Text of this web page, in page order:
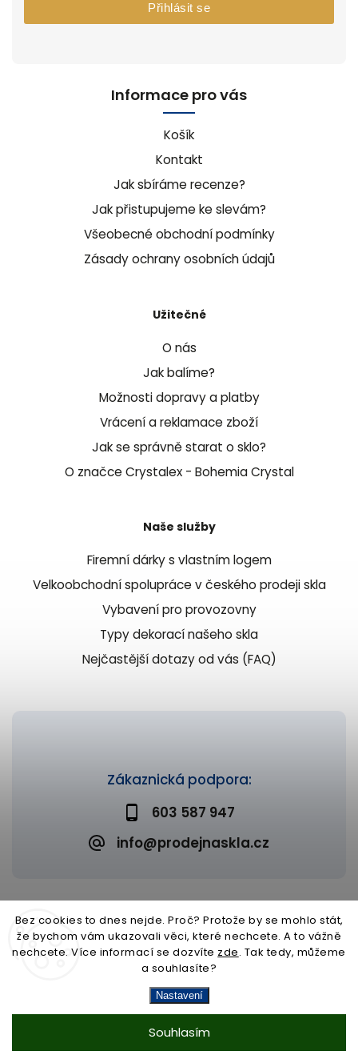
Bez cookies to dnes nejde. Proč? Protože by se mohlo stát,
že bychom vám ukazovali věci, které nechcete. A to vážně
nechcete. Více informací se dozvíte zde. Tak tedy, můžeme
a souhlasíte?
Nastavení
Souhlasím
Zákaznická podpora:
603 587 947
info@prodejnaskla.cz
Přihlásit se
Informace pro vás
Košík
Kontakt
Jak sbíráme recenze?
Jak přistupujeme ke slevám?
Všeobecné obchodní podmínky
Zásady ochrany osobních údajů
Užitečné
O nás
Jak balíme?
Možnosti dopravy a platby
Vrácení a reklamace zboží
Jak se správně starat o sklo?
O značce Crystalex - Bohemia Crystal
Naše služby
Firemní dárky s vlastním logem
Velkoobchodní spolupráce v českého prodeji skla
Vybavení pro provozovny
Typy dekorací našeho skla
Nejčastější dotazy od vás (FAQ)
Copyright 2026Prodejna skla. Všechna práva vyhrazena.
Upravit nastavení cookies
Shoptet| Design